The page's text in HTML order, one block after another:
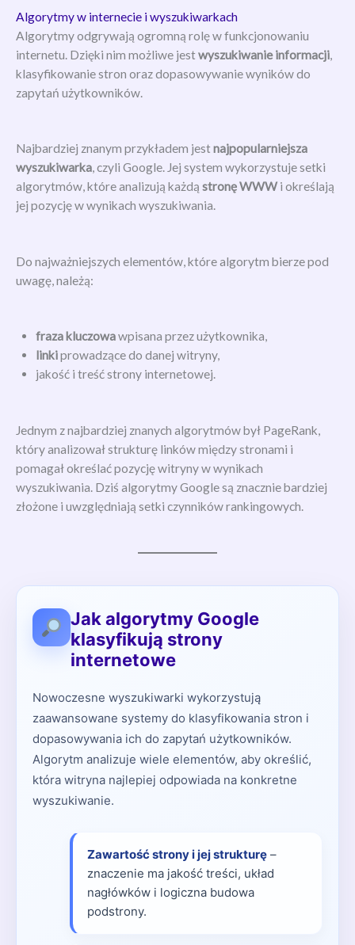
Algorytmy w internecie i wyszukiwarkach
Algorytmy odgrywają ogromną rolę w funkcjonowaniu
internetu. Dzięki nim możliwe jestwyszukiwanie informacji,
klasyfikowanie stron oraz dopasowywanie wyników do
zapytań użytkowników.
Najbardziej znanym przykładem jestnajpopularniejsza
wyszukiwarka, czyli Google. Jej system wykorzystuje setki
algorytmów, które analizują każdą stronę WWWi określają
jej pozycję w wynikach wyszukiwania.
Do najważniejszych elementów, które algorytm bierze pod
uwagę, należą:
fraza kluczowawpisana przez użytkownika,
linkiprowadzące do danej witryny,
jakość i treść strony internetowej.
Jednym z najbardziej znanych algorytmów był PageRank,
który analizował strukturę linków między stronami i
pomagał określać pozycję witryny w wynikach
wyszukiwania. Dziś algorytmy Google są znacznie bardziej
złożone i uwzględniają setki czynników rankingowych.
Jak algorytmy Google
klasyfikują strony
internetowe
Nowoczesne wyszukiwarki wykorzystują
zaawansowane systemy do klasyfikowania stron i
dopasowywania ich do zapytań użytkowników.
Algorytm analizuje wiele elementów, aby określić,
która witryna najlepiej odpowiada na konkretne
wyszukiwanie.
Zawartość strony i jej strukturę–
znaczenie ma jakość treści, układ
nagłówków i logiczna budowa
podstrony.